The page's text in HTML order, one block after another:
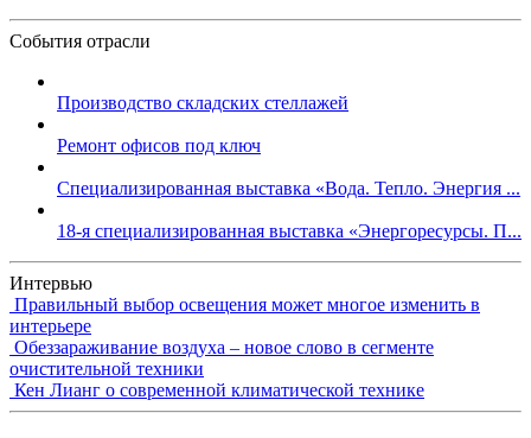
События отрасли
Производство складских стеллажей
Ремонт офисов под ключ
Специализированная выставка «Вода. Тепло. Энергия ...
18-я специализированная выставка «Энергоресурсы. П...
Интервью
Правильный выбор освещения может многое изменить в
интерьере
Обеззараживание воздуха – новое слово в сегменте
очистительной техники
Кен Лианг о современной климатической технике